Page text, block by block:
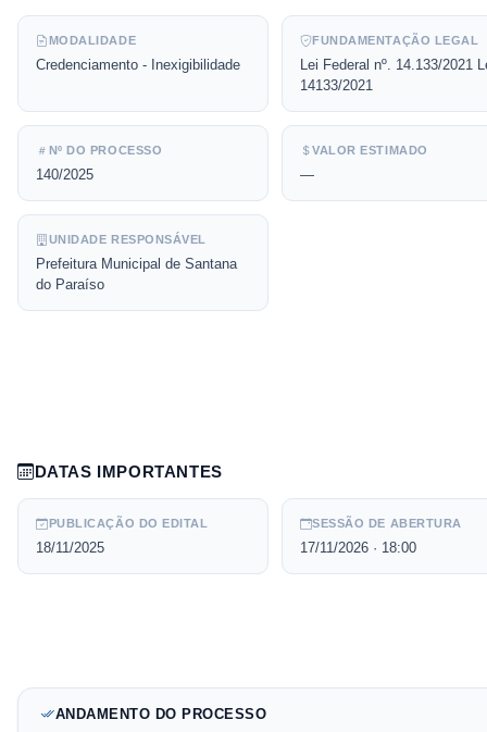
MODALIDADE
Credenciamento - Inexigibilidade
FUNDAMENTAÇÃO LEGAL
Lei Federal nº. 14.133/2021
14133/2021
Nº DO PROCESSO
140/2025
VALOR ESTIMADO
—
UNIDADE RESPONSÁVEL
Prefeitura Municipal de Santana
do Paraíso
DATAS IMPORTANTES
PUBLICAÇÃO DO EDITAL
18/11/2025
SESSÃO DE ABERTURA
17/11/2026· 18:00
ANDAMENTO DO PROCESSO